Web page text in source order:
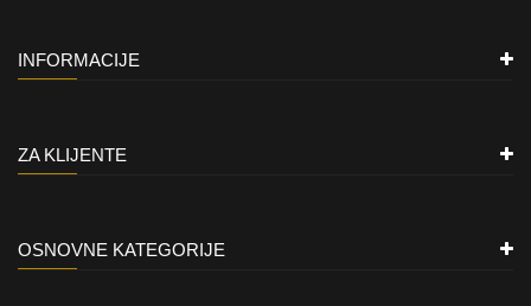
INFORMACIJE
ZA KLIJENTE
OSNOVNE KATEGORIJE